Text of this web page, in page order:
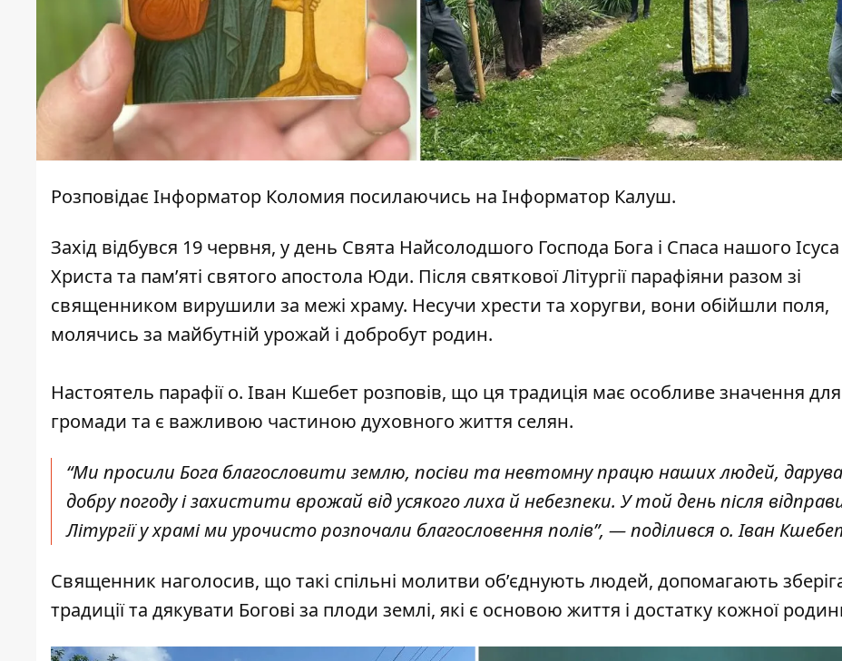
Розповідає Інформатор Коломия посилаючись на Інформатор Калуш.
Захід відбувся 19 червня, у день Свята Найсолодшого Господа Бога і Спаса нашого Ісуса
Христа та пам’яті святого апостола Юди. Після святкової Літургії парафіяни разом зі
священником вирушили за межі храму. Несучи хрести та хоругви, вони обійшли поля,
молячись за майбутній урожай і добробут родин.
Настоятель парафії о. Іван Кшебет розповів, що ця традиція має особливе значення для
громади та є важливою частиною духовного життя селян.
“Ми просили Бога благословити землю, посіви та невтомну працю наших людей,
добру погоду і захистити врожай від усякого лиха й небезпеки. У той день після
Літургії у храмі ми урочисто розпочали благословення полів”, — поділився о. Іван
Священник наголосив, що такі спільні молитви об’єднують людей, допомагають
традиції та дякувати Богові за плоди землі, які є основою життя і достатку кожної